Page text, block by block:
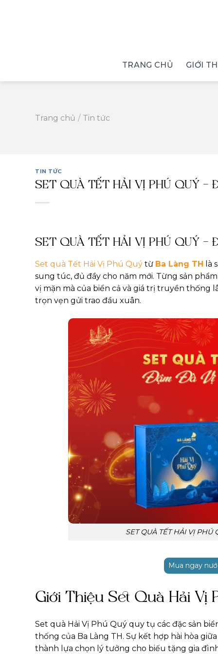
TRANG CHỦ GIỚI
Trang chủ / Tin tức
TIN TỨC
SET QUÀ TẾT HẢI VỊ PHÚ QUÝ –
SET QUÀ TẾT HẢI VỊ PHÚ QUÝ –
Set quà Tết Hải Vị Phú Quý từ Ba Làng TH
là
sung túc, đủ đầy cho năm mới. Từng sản
vị mặn mà của biển cả và giá trị truyền thống
trọn vẹn gửi trao đầu xuân.
SET QUÀ TẾT HẢI VỊ PHÚ
Mua ngay
Giới Thiệu Set Quà Hải Vị
Set quà Hải Vị Phú Quý quy tụ các đặc sản
thống của Ba Làng TH. Sự kết hợp hài hòa
thành lựa chọn lý tưởng cho biếu tặng gia